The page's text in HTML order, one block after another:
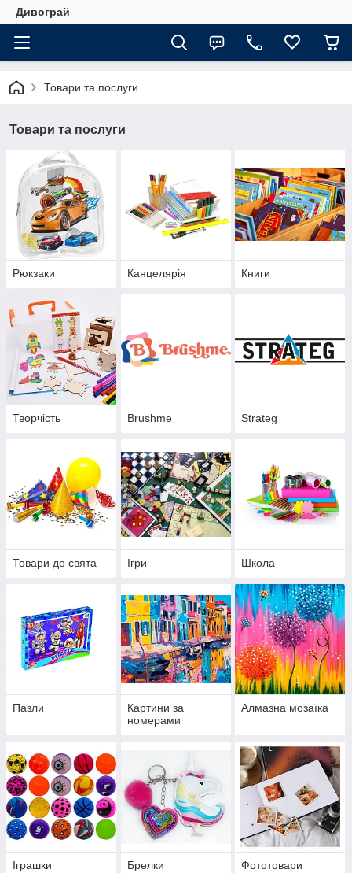
Дивограй
Товари та послуги
Товари та послуги
Рюкзаки Канцелярія Книги
Творчість Brushme Strateg
Товари до свята Ігри Школа
Пазли
Картини за
номерами
Алмазна мозаїка
Іграшки Брелки Фототовари